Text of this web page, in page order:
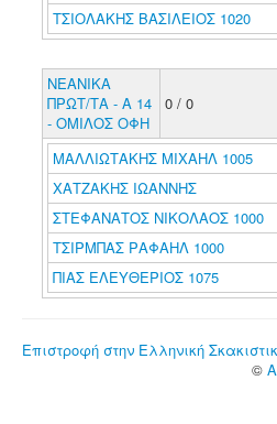
ΤΣΙΟΛΑΚΗΣ ΒΑΣΙΛΕΙΟΣ 1020
ΝΕΑΝΙΚΑ
ΠΡΩΤ/ΤΑ - Α 14
- ΟΜΙΛΟΣ ΟΦΗ
0 / 0
ΜΑΛΛΙΩΤΑΚΗΣ ΜΙΧΑΗΛ 1005
ΧΑΤΖΑΚΗΣ ΙΩΑΝΝΗΣ
ΣΤΕΦΑΝΑΤΟΣ ΝΙΚΟΛΑΟΣ 1000
ΤΣΙΡΜΠΑΣ ΡΑΦΑΗΛ 1000
ΠΙΑΣ ΕΛΕΥΘΕΡΙΟΣ 1075
Επιστροφή στην Ελληνική
©